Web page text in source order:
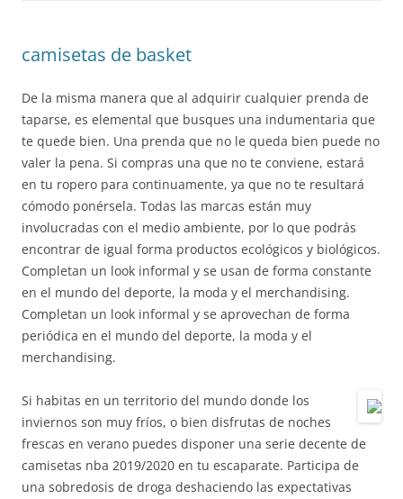
camisetas de basket
De la misma manera que al adquirir cualquier prenda de
taparse, es elemental que busques una indumentaria que
te quede bien. Una prenda que no le queda bien puede no
valer la pena. Si compras una que no te conviene, estará
en tu ropero para continuamente, ya que no te resultará
cómodo ponérsela. Todas las marcas están muy
involucradas con el medio ambiente, por lo que podrás
encontrar de igual forma productos ecológicos y biológicos.
Completan un look informal y se usan de forma constante
en el mundo del deporte, la moda y el merchandising.
Completan un look informal y se aprovechan de forma
periódica en el mundo del deporte, la moda y el
merchandising.
Si habitas en un territorio del mundo donde los
inviernos son muy fríos, o bien disfrutas de noches
frescas en verano puedes disponer una serie decente de
camisetas nba 2019/2020 en tu escaparate. Participa de
una sobredosis de droga deshaciendo las expectativas